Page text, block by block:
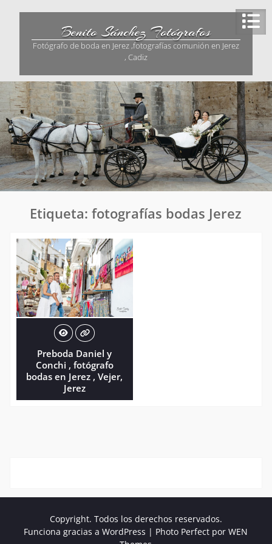
Benito Sánchez Fotógrafos
Fotógrafo de boda en Jerez ,fotografías comunión en Jerez
, Cadiz
Etiqueta:fotografías bodas Jerez
Preboda Daniel y
Conchi , fotógrafo
bodas en Jerez , Vejer,
Jerez
Copyright. Todos los derechos reservados.
Funciona gracias a WordPress | Photo Perfect porWEN